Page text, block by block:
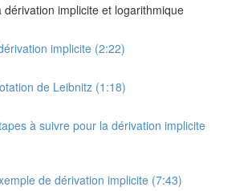
dérivation implicite et logarithmique
implicite (2:22)
de Leibnitz (1:18)
à suivre pour la dérivation implicite
de dérivation implicite (7:43)